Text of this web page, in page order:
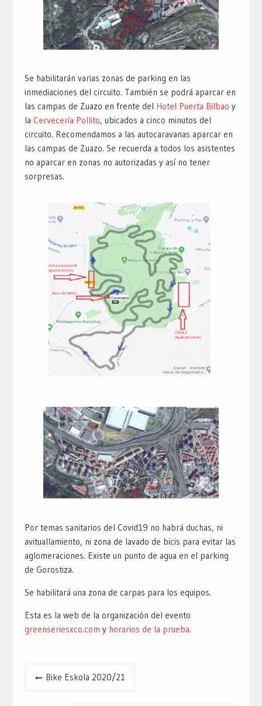
Se habilitarán varias zonas de parking en las
inmediaciones del circuito. También se podrá aparcar en
las campas de Zuazo en frente del Hotel Puerta Bilbao y
la Cervecería Pollito, ubicados a cinco minutos del
circuito. Recomendamos a las autocaravanas aparcar en
las campas de Zuazo. Se recuerda a todos los asistentes
no aparcar en zonas no autorizadas y así no tener
sorpresas.
Por temas sanitarios del Covid19 no habrá duchas, ni
avituallamiento, ni zona de lavado de bicis para evitar las
aglomeraciones. Existe un punto de agua en el parking
de Gorostiza.
Se habilitará una zona de carpas para los equipos.
Esta es la web de la organización del evento
greenseriesxco.com y horarios de la prueba.
Navegación
Bike Eskola 2020/21